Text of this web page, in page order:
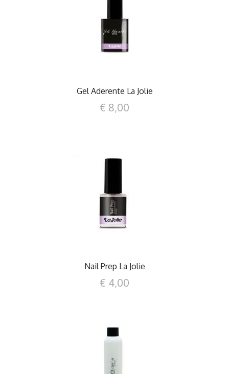
DETTAGLI
Gel Aderente La Jolie
€ 8,00
DETTAGLI
Nail Prep La Jolie
€ 4,00
DETTAGLI